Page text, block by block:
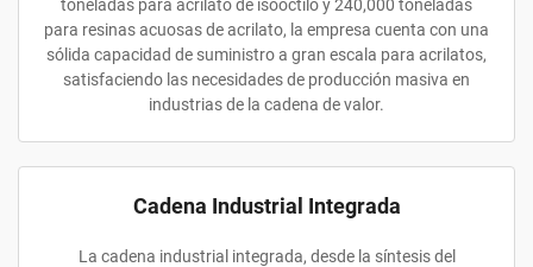
toneladas para acrilato de isooctilo y 240,000 toneladas
para resinas acuosas de acrilato, la empresa cuenta con una
sólida capacidad de suministro a gran escala para acrilatos,
satisfaciendo las necesidades de producción masiva en
industrias de la cadena de valor.
Cadena Industrial Integrada
La cadena industrial integrada, desde la síntesis del